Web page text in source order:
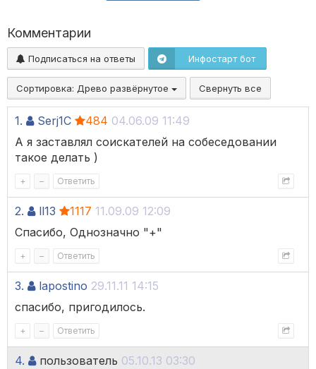
Комментарии
Подписаться на ответы Инфостарт бот
Сортировка: Древо развёрнутое Свернуть все
1. Serj1C 484 04.06.09 11:49
А я заставлял соискателей на собеседовании
такое делать )
+ – Ответить
2. ll13 1117 11.09.09 12:09
Спасибо, Однозначно "+"
+ – Ответить
3. lapostino 29.11.11 14:15
спасибо, пригодилось.
+ – Ответить
4. пользователь 05.10.13 03:30